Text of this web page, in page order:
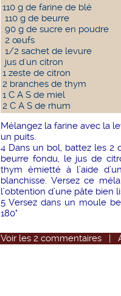
110 g de farine de blé
110 g de beurre
90 g de sucre en poudre
2 œufs
1/2 sachet de levure
jus d'un citron
1 zeste de citron
2 branches de thym
1 C A S de miel
2 C A S de rhum
Mélangez la farine avec la
un puits.
4 Dans un bol, battez les
beurre fondu, le jus de
thym émietté à l’aide
blanchisse. Versez ce
l’obtention d’une pâte bien
5 Versez dans un moule
180°
Voir les 2 commentaires |